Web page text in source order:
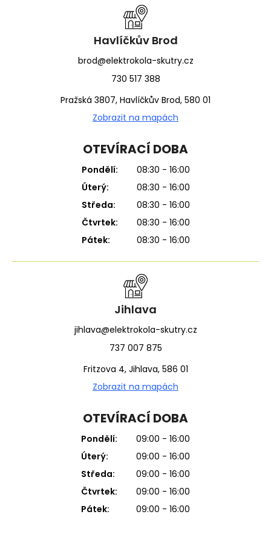
Havlíčkův Brod
brod@elektrokola-skutry.cz
730 517 388
Pražská 3807, Havlíčkův Brod, 580 01
Zobrazit na mapách
OTEVÍRACÍ DOBA
Pondělí:
08:30 - 16:00
Úterý:
08:30 - 16:00
Středa:
08:30 - 16:00
Čtvrtek:
08:30 - 16:00
Pátek:
08:30 - 16:00
Jihlava
jihlava@elektrokola-skutry.cz
737 007 875
Fritzova 4, Jihlava, 586 01
Zobrazit na mapách
OTEVÍRACÍ DOBA
Pondělí:
09:00 - 16:00
Úterý:
09:00 - 16:00
Středa:
09:00 - 16:00
Čtvrtek:
09:00 - 16:00
Pátek:
09:00 - 16:00